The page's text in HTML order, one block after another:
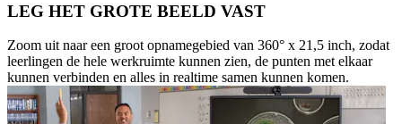
LEG HET GROTE BEELD VAST
Zoom uit naar een groot opnamegebied van 360° x 21,5 inch, zodat
leerlingen de hele werkruimte kunnen zien, de punten met elkaar
kunnen verbinden en alles in realtime samen kunnen komen.